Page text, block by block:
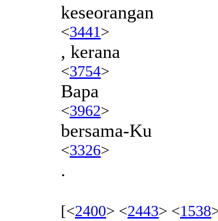
keseorangan
<3441>
, kerana
<3754>
Bapa
<3962>
bersama-Ku
<3326>
.
[<2400> <2443> <1538